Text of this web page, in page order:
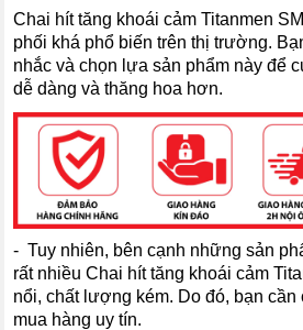
Chai hít tăng khoái cảm Titanmen
phối khá phổ biến trên thị trường.
nhắc và chọn lựa sản phẩm này để
dễ dàng và thăng hoa hơn.
- Tuy nhiên, bên cạnh những sản
rất nhiều Chai hít tăng khoái cảm
nổi, chất lượng kém. Do đó, bạn
mua hàng uy tín.